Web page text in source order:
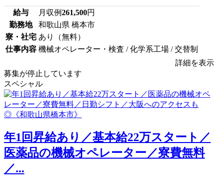
給与 月収例261,500円
勤務地
和歌山県 橋本市
寮・社宅 あり（無料）
仕事内容 機械オペレーター・検査 / 化学系工場 / 交替制
詳細を表示
募集が停止しています
スペシャル
年1回昇給あり／基本給22万スタート／
医薬品の機械オペレーター／寮費無料
／...